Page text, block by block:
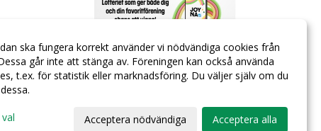
ska fungera korrekt använder vi nödvändiga cookies från
går inte att stänga av. Föreningen kan också använda
t.ex. för statistik eller marknadsföring. Du väljer själv om du
Acceptera nödvändiga Acceptera alla